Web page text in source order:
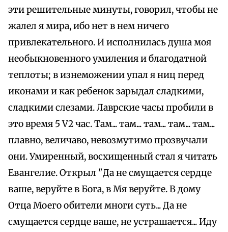
эти решительные минуты, говорил, чтобы не
жалел я мира, ибо нет в нем ничего
привлекательного. И исполнилась душа моя
необыкновенного умиления и благодатной
теплоты; в изнеможении упал я ниц перед
иконами и как ребенок зарыдал сладкими,
сладкими слезами. Лаврские часы пробили в
это время 5 V2 час. Там... там... там... там... там...
плавно, величаво, невозмутимо прозвучали
они. Умиренный, восхищенный стал я читать
Евангелие. Открыл "Да не смущается сердце
ваше, веруйте в Бога, в Мя веруйте. В дому
Отца Моего обители многи суть... Да не
смущается сердце ваше, не устрашается... Иду